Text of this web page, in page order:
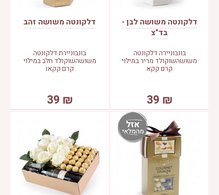
דלקונטה משושה לבן -
בד"צ
בונבוניירה דלקונטה
משושהשוקולד מריר במילוי
קרם קקא
₪
39
דלקונטה משושה זהב
בונבוניירת דלקונטה
משושהשוקולד חלב במילוי
קרם קקאו
₪
39